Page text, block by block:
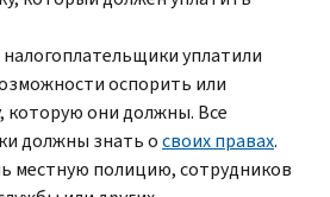
уплатили
оспорить или
которую они должны. Все
должны знать освоих правах.
местную полицию, сотрудников